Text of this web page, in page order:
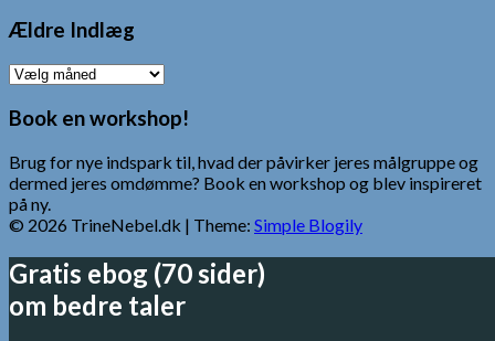
Ældre Indlæg
Ældre
Book en workshop!
Brug for nye indspark til, hvad der påvirker jeres målgruppe og
dermed jeres omdømme? Book en workshop og blev inspireret
på ny.
© 2026 TrineNebel.dk | Theme: Simple Blogily
Gratis ebog (70 sider)
om bedre taler